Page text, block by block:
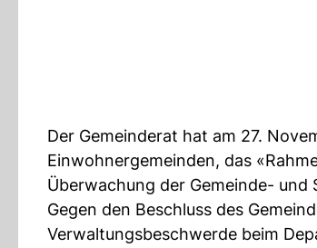
Der Gemeinderat hat am 27.
Einwohnergemeinden, das
Überwachung der Gemeinde- und
Gegen den Beschluss des
Verwaltungsbeschwerde beim